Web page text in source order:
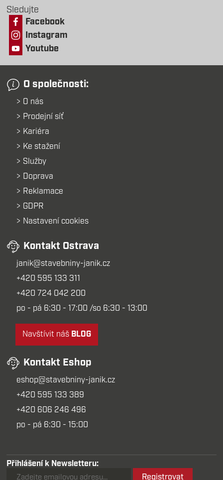
Sledujte
Facebook
Instagram
Youtube
O společnosti:
O nás
Prodejní síť
Kariéra
Ke stažení
Služby
Doprava
Reklamace
GDPR
Nastavení cookies
Kontakt Ostrava
janik@stavebniny-janik.cz
+420 595 133 311
+420 724 042 200
po - pá 6:30 - 17:00 /so 6:30 - 13:00
Navštívit náš BLOG
Kontakt Eshop
eshop@stavebniny-janik.cz
+420 595 133 389
+420 606 246 496
po - pá 6:30 - 15:00
Přihlášení k Newsletteru:
Registrovat